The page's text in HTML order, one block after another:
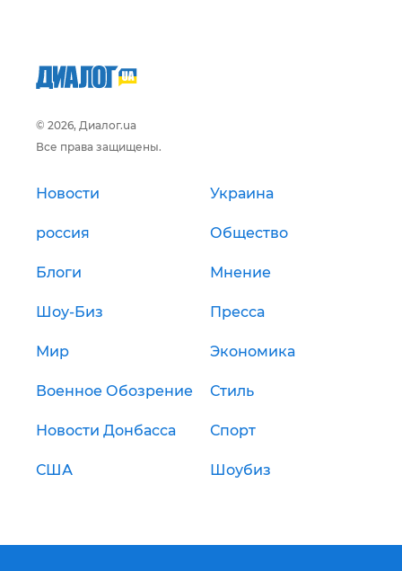
© 2026, Диалог.ua
Все права защищены.
Новости Украина
россия Общество
Блоги Мнение
Шоу-Биз Пресса
Мир Экономика
Военное Обозрение Стиль
Новости Донбасса Спорт
США Шоубиз